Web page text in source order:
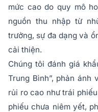
mức cao do quy mô
nguồn thu nhập từ
trưởng, sự đa dạng và
cải thiện.
Chúng tôi đánh giá
Trung Bình”, phản
rủi ro cao như trái
phiếu chưa niêm yết,